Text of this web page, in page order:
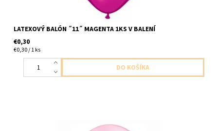
LATEXOVÝ BALÓN ˝11˝ MAGENTA 1KS V BALENÍ
€0,30
€0,30 / 1 ks